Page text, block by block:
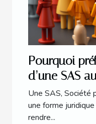
Pourquoi
d’une SAS
juridiques ?
Une SAS, Société
une forme
rendre...